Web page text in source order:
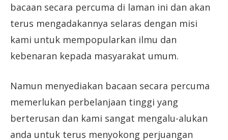
bacaan secara percuma di laman ini dan akan
terus mengadakannya selaras dengan misi
kami untuk mempopularkan ilmu dan
kebenaran kepada masyarakat umum.
Namun menyediakan bacaan secara percuma
memerlukan perbelanjaan tinggi yang
berterusan dan kami sangat mengalu-alukan
anda untuk terus menyokong perjuangan